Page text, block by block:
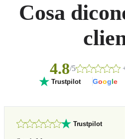
Cosa
4.8/5
Trustpilot Google
Trustpilot